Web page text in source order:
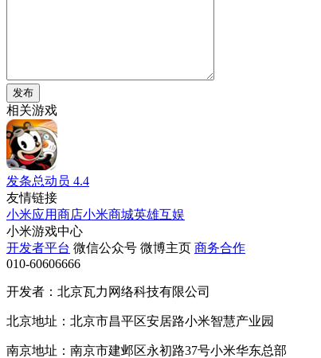
发布
相关游戏
发条总动员 4.4
友情链接
小米应用商店小米商城英雄互娱
小米游戏中心
开发者平台 微信公众号 微博主页 商务合作
010-60606666
开发者：北京瓦力网络科技有限公司
北京地址：北京市昌平区安居路小米智慧产业园
南京地址：南京市建邺区永初路37号小米华东总部